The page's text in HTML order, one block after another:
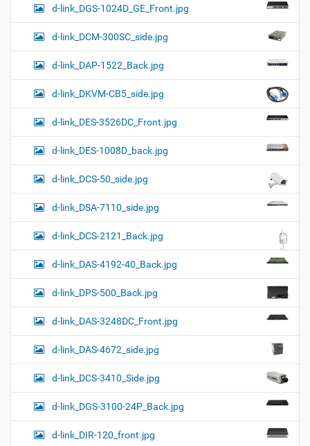
d-link_DGS-1024D_GE_Front.jpg
d-link_DCM-300SC_side.jpg
d-link_DAP-1522_Back.jpg
d-link_DKVM-CB5_side.jpg
d-link_DES-3526DC_Front.jpg
d-link_DES-1008D_back.jpg
d-link_DCS-50_side.jpg
d-link_DSA-7110_side.jpg
d-link_DCS-2121_Back.jpg
d-link_DAS-4192-40_Back.jpg
d-link_DPS-500_Back.jpg
d-link_DAS-3248DC_Front.jpg
d-link_DAS-4672_side.jpg
d-link_DCS-3410_Side.jpg
d-link_DGS-3100-24P_Back.jpg
d-link_DIR-120_front.jpg